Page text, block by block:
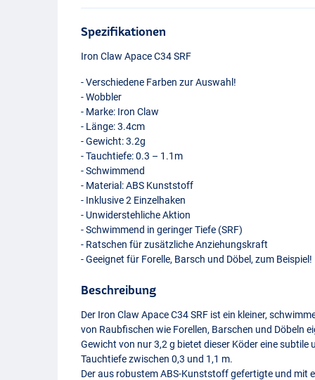
NRB
Spezifikationen
Iron Claw Apace C34SRF
- Verschiedene Farben zur Auswahl!
- Wobbler
- Marke: Iron Claw
- Länge: 3.4cm
- Gewicht: 3.2g
- Tauchtiefe: 0.3 – 1.1m
- Schwimmend
- Material:ABS Kunststoff
- Inklusive 2 Einzelhaken
- Unwiderstehliche Aktion
- Schwimmend in geringer Tiefe (SRF)
- Ratschen für zusätzliche Anziehungskraft
- Geeignet für Forelle, Barsch und Döbel, zum Beispiel!
Beschreibung
Der Iron Claw Apace C34SRF ist ein kleiner,
von Raubfischen wie Forellen, Barschen und Döbeln
Gewicht von nur 3,2 g bietet dieser Köder eine
Tauchtiefe zwischen 0,3 und 1,1 m.
Der aus robustemABS-Kunststoff gefertigte und mit